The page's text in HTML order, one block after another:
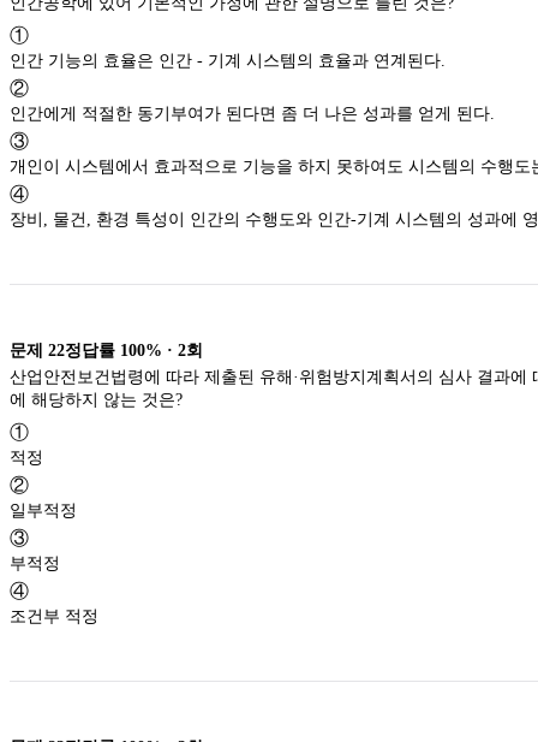
①
인간 기능의 효율은 인간 - 기계 시스템의 효율과 연계된다.
②
인간에게 적절한 동기부여가 된다면 좀 더 나은 성과를 얻게 된다.
③
개인이 시스템에서 효과적으로 기능을 하지 못하여도 시스템의 수행도
④
장비, 물건, 환경 특성이 인간의 수행도와 인간-기계 시스템의 성과에
문제 22정답률 100% · 2회
산업안전보건법령에 따라 제출된 유해·위험방지계획서의 심사 결과에
에 해당하지 않는 것은?
①
적정
②
일부적정
③
부적정
④
조건부 적정